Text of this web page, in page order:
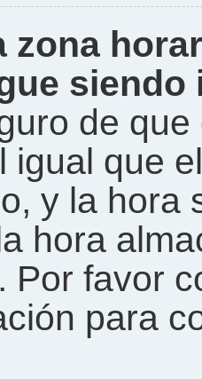
zona
siendo
de
igual que
y la hora
hora
Por favor
para